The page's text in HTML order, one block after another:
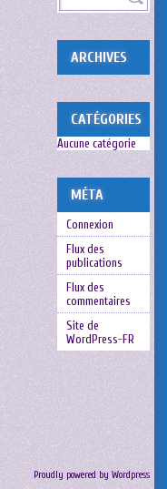
ARCHIVES
CATÉGORIES
Aucune catégorie
MÉTA
Connexion
Flux des
publications
Flux des
commentaires
Site de
WordPress-FR
Proudly powered by Wordpress